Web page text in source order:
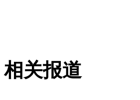
外交部：有关国家言论片面不公正
相关报道